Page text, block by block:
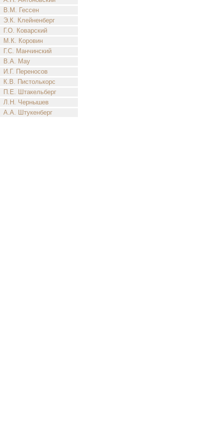
В.М. Гессен
Э.К. Клейненберг
Г.О. Коварский
М.К. Коровин
Г.С. Манчинский
В.А. Мау
И.Г. Переносов
К.В. Пистолькорс
П.Е. Штакельберг
Л.Н. Чернышев
А.А. Штукенберг